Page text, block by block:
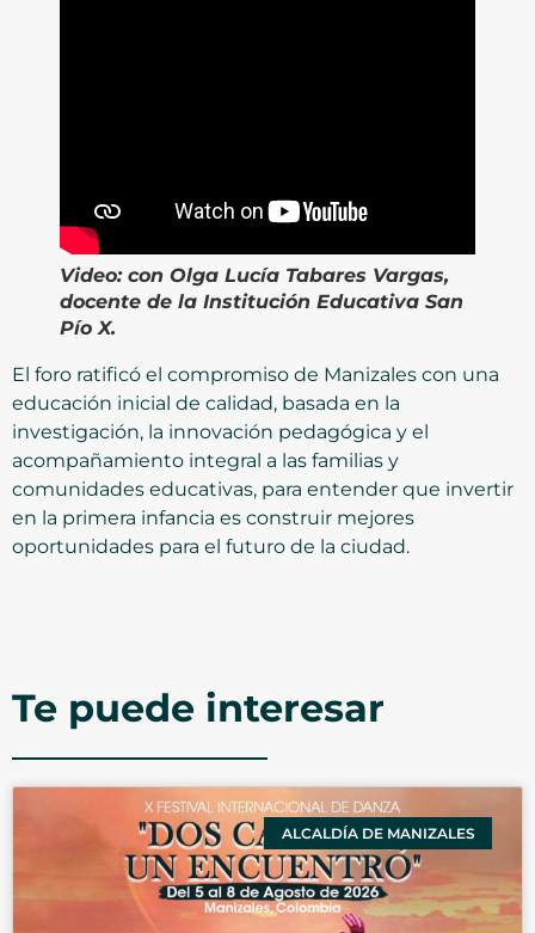
Video: con Olga Lucía Tabares Vargas,
docente de la Institución Educativa San
Pío X.
El foro ratificó el compromiso de Manizales con una
educación inicial de calidad, basada en la
investigación, la innovación pedagógica y el
acompañamiento integral a las familias y
comunidades educativas, para entender que invertir
en la primera infancia es construir mejores
oportunidades para el futuro de la ciudad.
Te puede interesar
ALCALDÍA DE MANIZALES